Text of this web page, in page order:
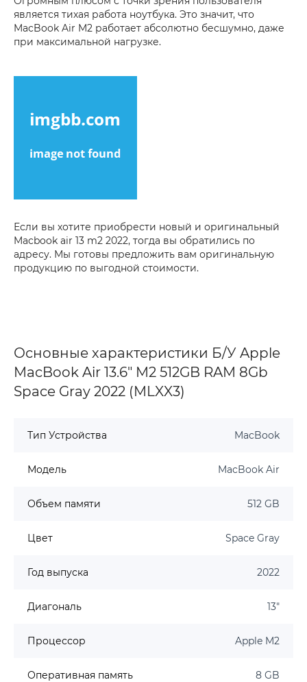
является тихая работа ноутбука. Это значит, что
MacBook Air M2 работает абсолютно бесшумно, даже
при максимальной нагрузке.
Если вы хотите приобрести новый и оригинальный
Macbook air 13 m2 2022, тогда вы обратились по
адресу. Мы готовы предложить вам оригинальную
продукцию по выгодной стоимости.
Основные характеристики Б/У Apple
MacBook Air 13.6" M2 512GB RAM 8Gb
Space Gray 2022 (MLXX3)
Тип Устройства MacBook
Модель MacBook Air
Объем памяти 512 GB
Цвет Space Gray
Год выпуска 2022
Диагональ 13"
Процессор Apple M2
Оперативная память 8 GB